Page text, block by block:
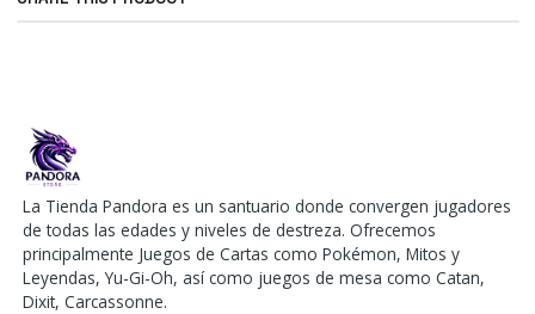
La Tienda Pandora es un santuario donde convergen jugadores
de todas las edades y niveles de destreza. Ofrecemos
principalmente Juegos de Cartas como Pokémon, Mitos y
Leyendas, Yu-Gi-Oh, así como juegos de mesa como Catan,
Dixit, Carcassonne.